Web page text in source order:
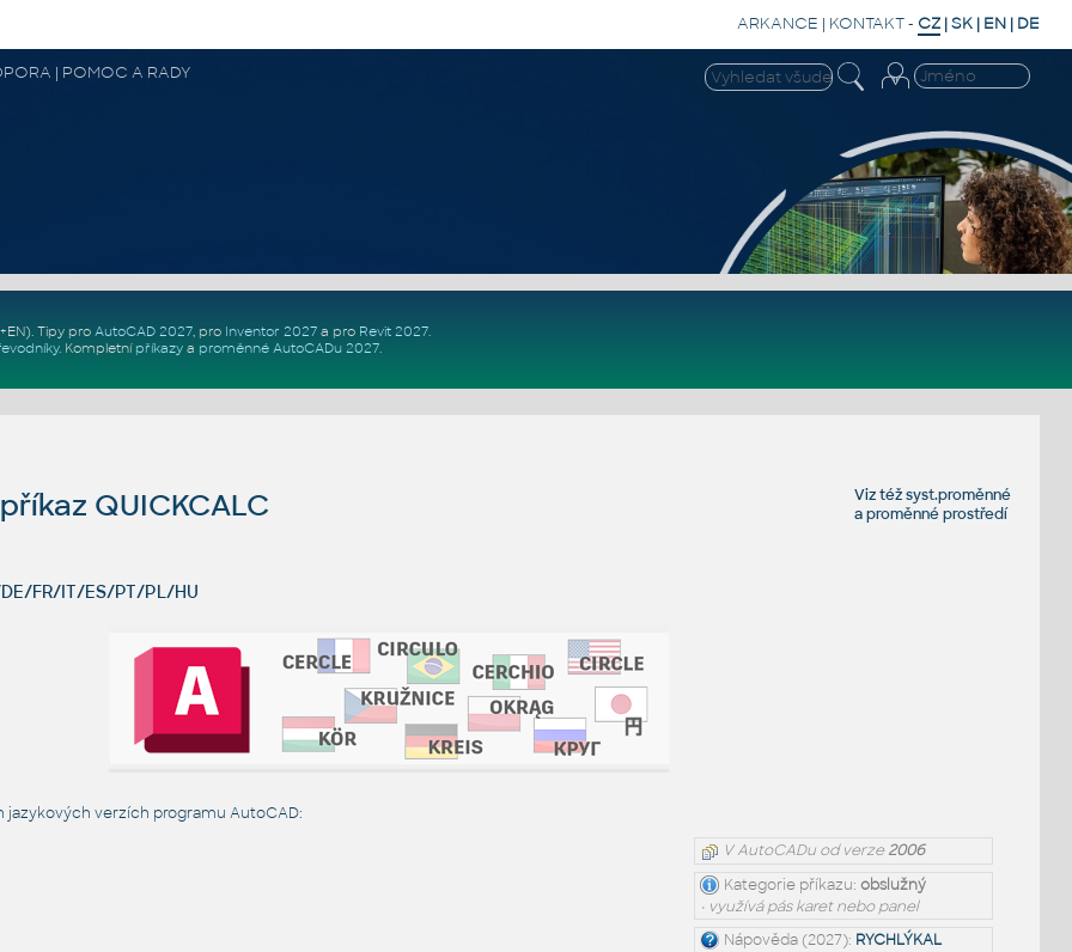
ARKANCE | KONTAKT- CZ |SK | EN | DE
| POMOC A RADY
. Tipy pro AutoCAD 2027, pro Inventor 2027a pro Revit 2027.
. Kompletní příkazya proměnné AutoCADu 2027.
Viz téžsyst.proměnné
aproměnné prostředí
QUICKCALC
FR/IT/ES/PT/PL/HU
verzích programu AutoCAD:
V AutoCADu od verze2006
Kategorie příkazu:obslužný
• využívá pás karet nebo panel
Nápověda (2027): RYCHLÝKAL